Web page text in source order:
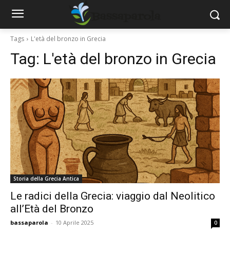
Tags L'età del bronzo in Grecia
Tag: L'età del bronzo in Grecia
Storia della Grecia Antica
Le radici della Grecia: viaggio dal Neolitico
all’Età del Bronzo
bassaparola - 10 Aprile 2025 0